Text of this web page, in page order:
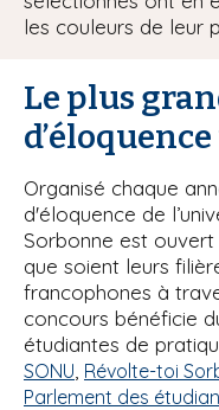
les couleurs de leur
Le plus
Organisé chaque
d'éloquence de
Sorbonne est
que soient leurs
francophones à
concours bénéficie
étudiantes de
SONU Révolte-toi
Parlement des